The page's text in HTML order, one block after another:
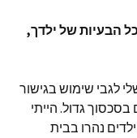
הבעיות של ילדך,
לגבי שימוש בגישור
בסכסוך גדול. הייתי
נהרו בבית